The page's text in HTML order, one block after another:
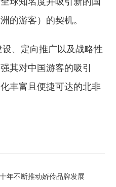
的游客）的契机。
、定向推广以及战略性
其对中国游客的吸引
丰富且便捷可达的北非
年不断推动娇伶品牌发展